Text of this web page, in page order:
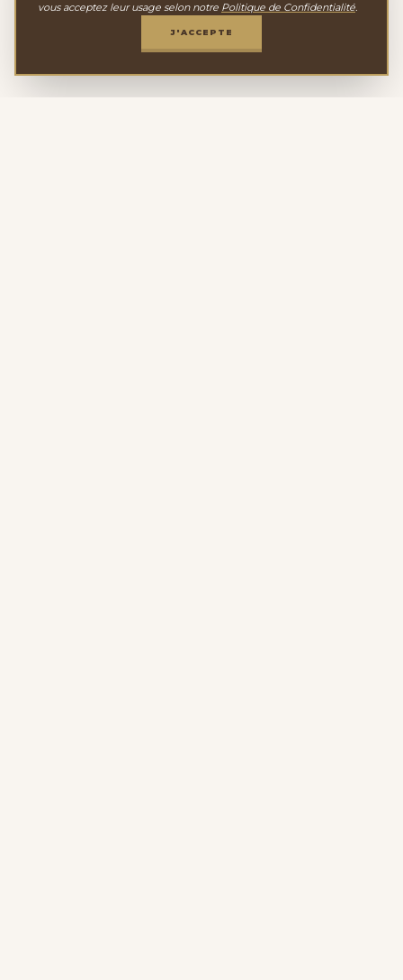
vous acceptez leur usage selon notre Politique de Confidentialité.
J'ACCEPTE